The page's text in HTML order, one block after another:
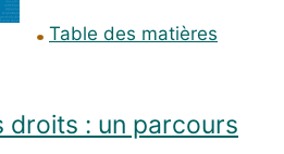
Table des matières
droits : un parcours